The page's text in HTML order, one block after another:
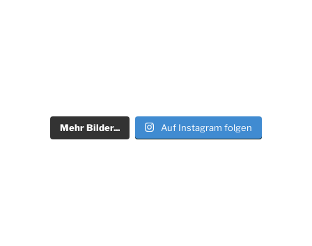
Mehr Bilder... Auf Instagram folgen